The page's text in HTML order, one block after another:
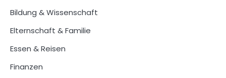
Bildung & Wissenschaft
Elternschaft & Familie
Essen & Reisen
Finanzen